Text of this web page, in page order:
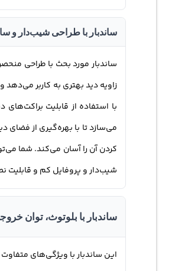
ساندبار با طراحی شیب‌دار و
زاویه دید بهتری به کاربر
با استفاده از قابلیت
می‌سازد تا با بهره‌گیری از فضای
کردن آن را آسان می‌کند. شما
شیب‌دار و پروفایل کم و قابلیت
ساندبار با بلوتوث، توان خروجی 70